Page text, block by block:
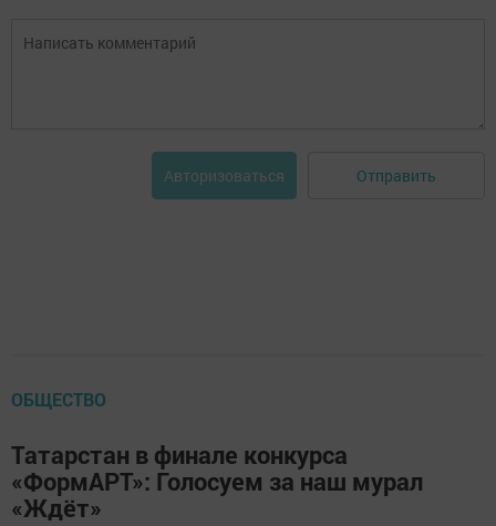
Авторизоваться Отправить
ОБЩЕСТВО
Татарстан в финале конкурса
«ФормАРТ»: Голосуем за наш мурал
«Ждёт»